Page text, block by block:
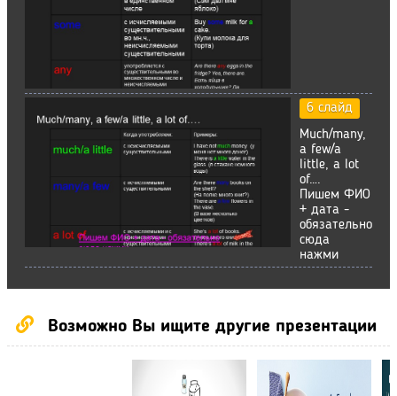
6 слайд
Much/many,
a few/a
little, a lot
of….
Пишем ФИО
+ дата -
обязательно
сюда
нажми
Возможно Вы ищите другие презентации